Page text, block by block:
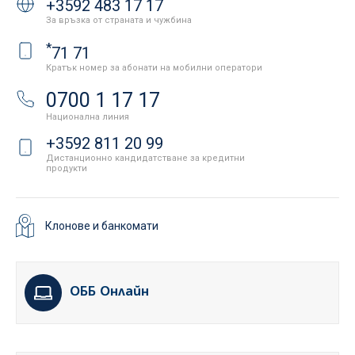
+3592 483 17 17
За връзка от страната и чужбина
*71 71
Кратък номер за абонати на мобилни оператори
0700 1 17 17
Национална линия
+3592 811 20 99
Дистанционно кандидатстване за кредитни
продукти
Клонове и банкомати
ОББ Онлайн